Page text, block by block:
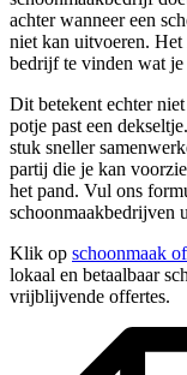
achter wanneer een
niet kan uitvoeren. Het
bedrijf te vinden wat je
Dit betekent echter
potje past een
stuk sneller
partij die je kan
het pand. Vul ons
schoonmaakbedrijven
Klik op schoonmaak
lokaal en betaalbaar
vrijblijvende offertes.